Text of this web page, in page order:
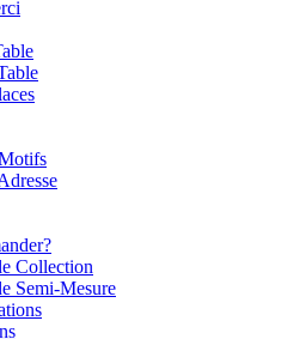
Collection
Semi-Mesure